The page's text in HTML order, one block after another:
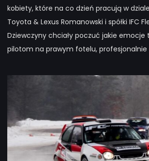
kobiety, które na co dzień pracują w
Toyota & Lexus Romanowski i spółki IFC
Dziewczyny chciały poczuć jakie emocje
pilotom na prawym fotelu, profesjonalnie